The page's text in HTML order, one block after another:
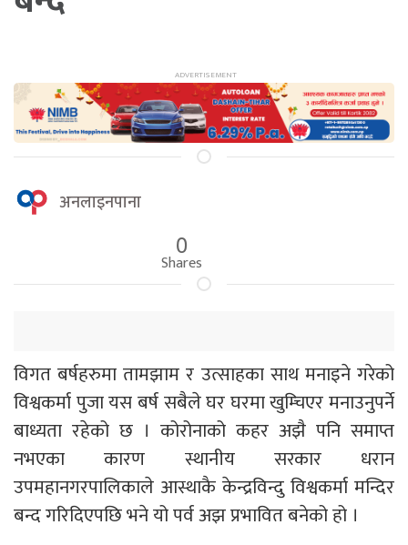
अनलाइनपाना
0
Shares
विगत बर्षहरुमा तामझाम र उत्साहका साथ मनाइने गरेको
विश्वकर्मा पुजा यस बर्ष सबैले घर घरमा खुम्चिएर मनाउनुपर्ने
बाध्यता रहेको छ । कोरोनाको कहर अझै पनि समाप्त
नभएका कारण स्थानीय सरकार धरान
उपमहानगरपालिकाले आस्थाकै केन्द्रविन्दु विश्वकर्मा मन्दिर
बन्द गरिदिएपछि भने यो पर्व अझ प्रभावित बनेको हो ।